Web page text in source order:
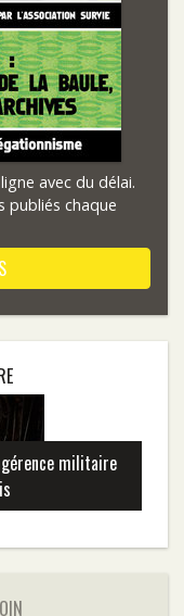
avec du délai.
publiés chaque
militaire